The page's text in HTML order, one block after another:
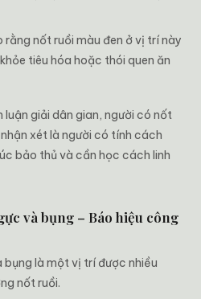
rằng nốt ruồi màu đen ở vị trí này
tiêu hóa hoặc thói quen ăn
giải dân gian, người có nốt
xét là người có tính cách
bảo thủ và cần học cách linh
và bụng – Báo hiệu công
là một vị trí được nhiều
nốt ruồi.